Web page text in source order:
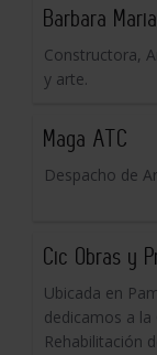
Barbara
Constructora,
y arte.
Maga ATC
Despacho de
Cic Obras y
Ubicada en
dedicamos a
Rehabilitación